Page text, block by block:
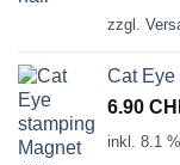
zzgl.
Cat Eye
6.90
inkl. 8.1